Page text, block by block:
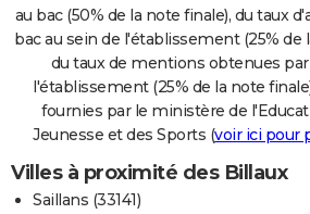
au bac (50% de la note finale), du taux
bac au sein de l'établissement (25% de
du taux de mentions obtenues
l'établissement (25% de la note
fournies par le ministère de
Jeunesse et des Sports (voir ici pour
Villes à proximité des Billaux
Saillans (33141)